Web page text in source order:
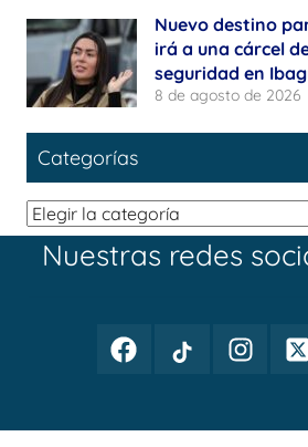
Nuevo destino
irá a una cárcel
seguridad en
8 de agosto de 2026
Categorías
Categorías
Nuestras redes
Facebook
Periodismo
TikTok
Periodismo